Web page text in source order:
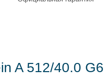
A 512/40.0 G6